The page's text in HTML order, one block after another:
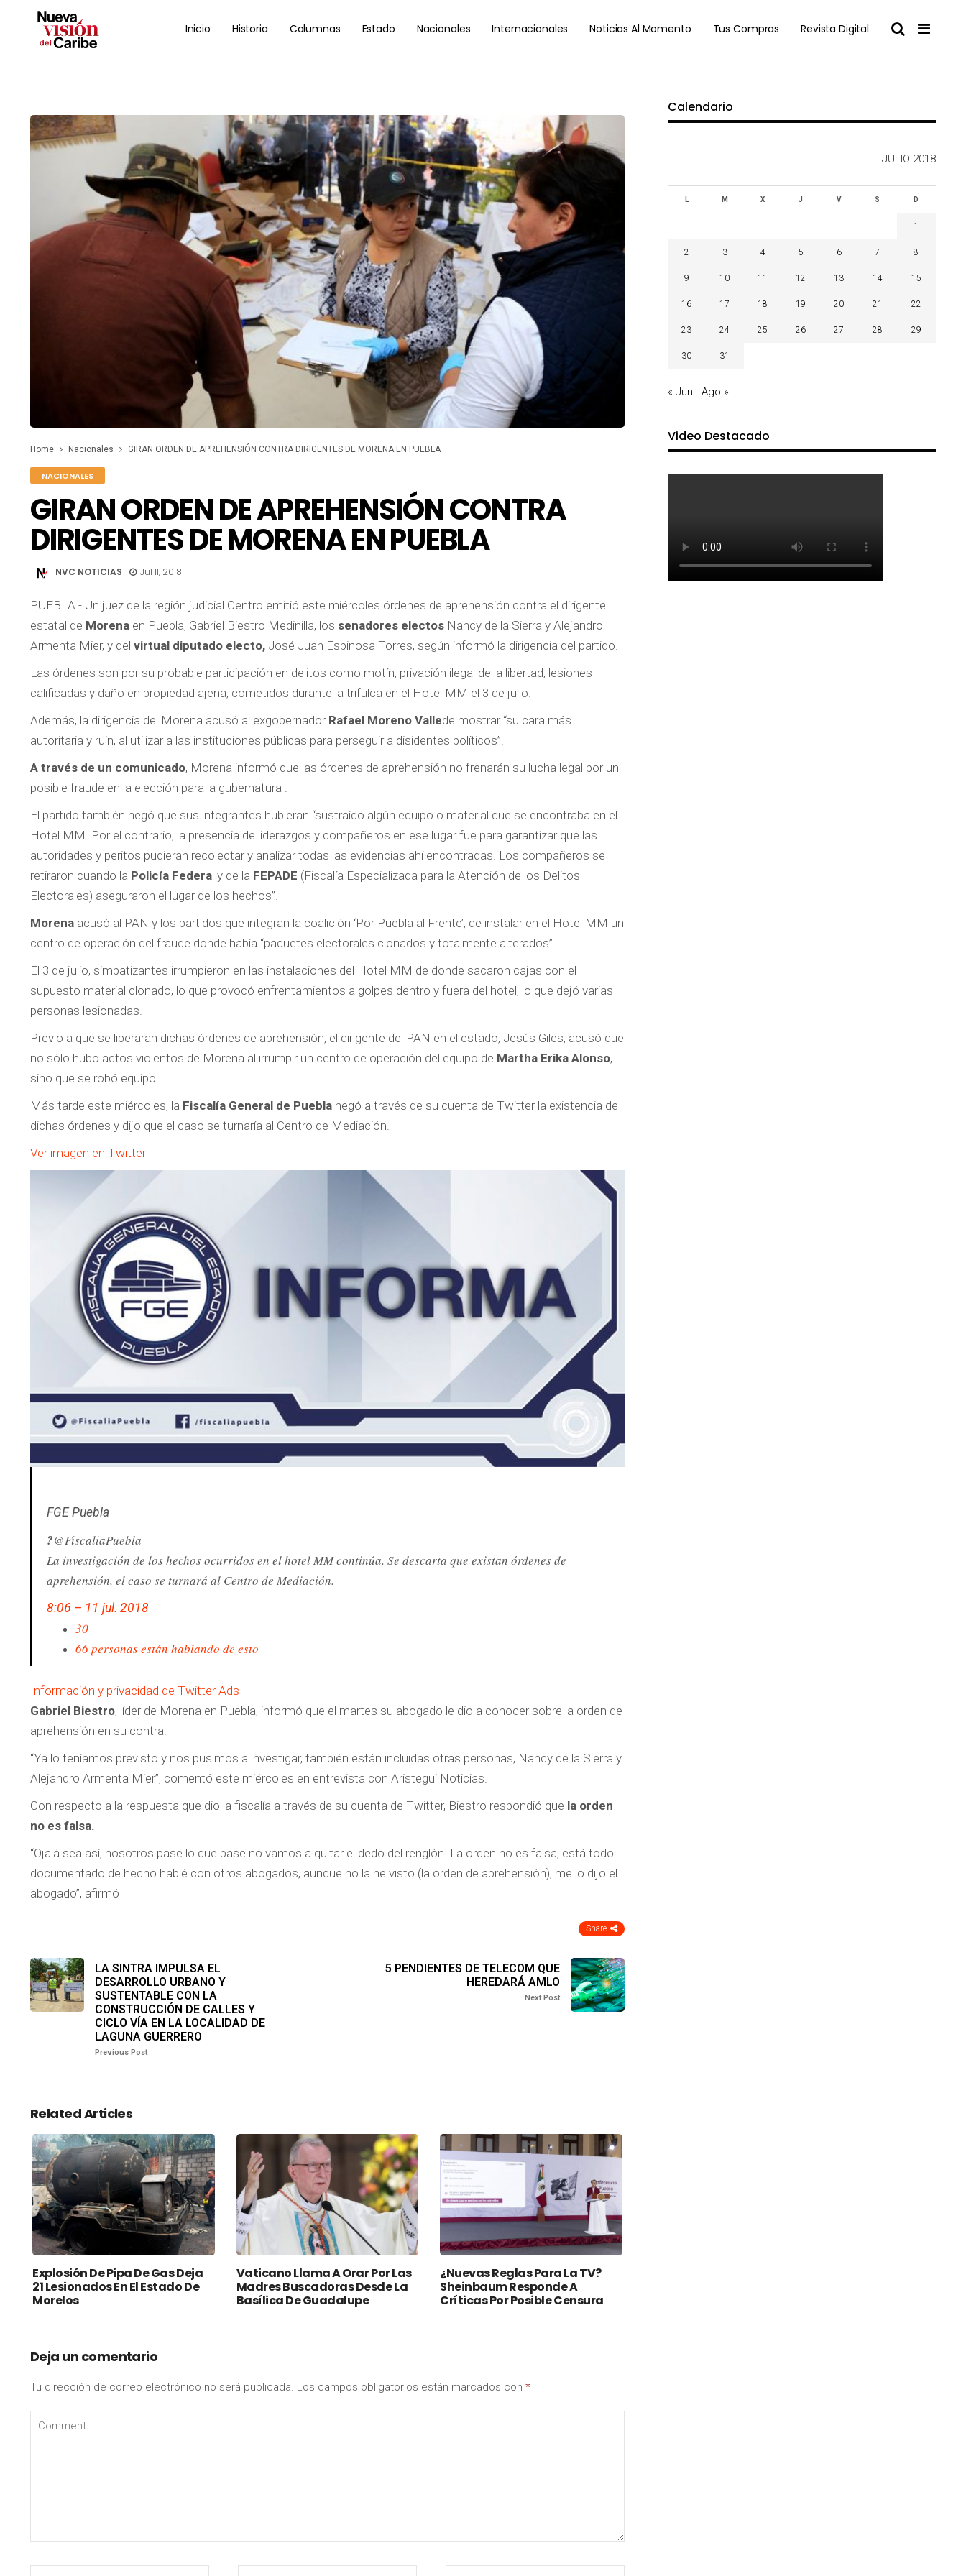
Inicio Historia Columnas Estado Nacionales Internacionales Noticias Al Momento Tus Compras Revista Digital
Home Nacionales GIRAN ORDEN DE APREHENSIÓN CONTRA DIRIGENTES DE MORENA EN PUEBLA
NACIONALES
GIRAN ORDEN DE APREHENSIÓN CONTRA
DIRIGENTES DE MORENA EN PUEBLA
NVC NOTICIAS Jul 11, 2018
PUEBLA.- Un juez de la región judicial Centro emitió este miércoles órdenes de aprehensión contra el dirigente
estatal de Morena en Puebla, Gabriel Biestro Medinilla, los senadores electos Nancy de la Sierra y Alejandro
Armenta Mier, y del virtual diputado electo, José Juan Espinosa Torres, según informó la dirigencia del partido.
Las órdenes son por su probable participación en delitos como motín, privación ilegal de la libertad, lesiones
calificadas y daño en propiedad ajena, cometidos durante la trifulca en el Hotel MM el 3 de julio.
Además, la dirigencia del Morena acusó al exgobernador Rafael Moreno Vallede mostrar “su cara más
autoritaria y ruin, al utilizar a las instituciones públicas para perseguir a disidentes políticos”.
A través de un comunicado, Morena informó que las órdenes de aprehensión no frenarán su lucha legal por un
posible fraude en la elección para la gubernatura .
El partido también negó que sus integrantes hubieran “sustraído algún equipo o material que se encontraba en el
Hotel MM. Por el contrario, la presencia de liderazgos y compañeros en ese lugar fue para garantizar que las
autoridades y peritos pudieran recolectar y analizar todas las evidencias ahí encontradas. Los compañeros se
retiraron cuando la Policía Federal y de la FEPADE (Fiscalía Especializada para la Atención de los Delitos
Electorales) aseguraron el lugar de los hechos”.
Morena acusó al PAN y los partidos que integran la coalición ‘Por Puebla al Frente’, de instalar en el Hotel MM un
centro de operación del fraude donde había “paquetes electorales clonados y totalmente alterados”.
El 3 de julio, simpatizantes irrumpieron en las instalaciones del Hotel MM de donde sacaron cajas con el
supuesto material clonado, lo que provocó enfrentamientos a golpes dentro y fuera del hotel, lo que dejó varias
personas lesionadas.
Previo a que se liberaran dichas órdenes de aprehensión, el dirigente del PAN en el estado, Jesús Giles, acusó que
no sólo hubo actos violentos de Morena al irrumpir un centro de operación del equipo de Martha Erika Alonso,
sino que se robó equipo.
Más tarde este miércoles, la Fiscalía General de Puebla negó a través de su cuenta de Twitter la existencia de
dichas órdenes y dijo que el caso se turnaría al Centro de Mediación.
Ver imagen en Twitter
FGE Puebla
?@FiscaliaPuebla
La investigación de los hechos ocurridos en el hotel MM continúa. Se descarta que existan órdenes de
aprehensión, el caso se turnará al Centro de Mediación.
8:06 – 11 jul. 2018
30
66 personas están hablando de esto
Información y privacidad de Twitter Ads
Gabriel Biestro, líder de Morena en Puebla, informó que el martes su abogado le dio a conocer sobre la orden de
aprehensión en su contra.
“Ya lo teníamos previsto y nos pusimos a investigar, también están incluidas otras personas, Nancy de la Sierra y
Alejandro Armenta Mier”, comentó este miércoles en entrevista con Aristegui Noticias.
Con respecto a la respuesta que dio la fiscalía a través de su cuenta de Twitter, Biestro respondió que la orden
no es falsa.
“Ojalá sea así, nosotros pase lo que pase no vamos a quitar el dedo del renglón. La orden no es falsa, está todo
documentado de hecho hablé con otros abogados, aunque no la he visto (la orden de aprehensión), me lo dijo el
abogado”, afirmó
Share
LA SINTRA IMPULSA EL
DESARROLLO URBANO Y
SUSTENTABLE CON LA
CONSTRUCCIÓN DE CALLES Y
CICLO VÍA EN LA LOCALIDAD DE
LAGUNA GUERRERO
Previous Post
5 PENDIENTES DE TELECOM QUE
HEREDARÁ AMLO
Next Post
Related Articles
Explosión De Pipa De Gas Deja
21 Lesionados En El Estado De
Morelos
Vaticano Llama A Orar Por Las
Madres Buscadoras Desde La
Basílica De Guadalupe
¿Nuevas Reglas Para La TV?
Sheinbaum Responde A
Críticas Por Posible Censura
Deja un comentario
Tu dirección de correo electrónico no será publicada. Los campos obligatorios están marcados con *
Calendario
JULIO 2018
L M X J V S D
1
2 3 4 5 6 7 8
9 10 11 12 13 14 15
16 17 18 19 20 21 22
23 24 25 26 27 28 29
30 31
« Jun Ago »
Video Destacado